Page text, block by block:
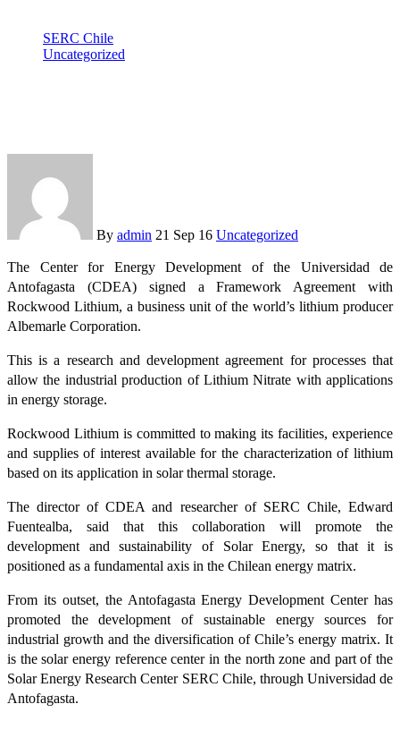
SERC Chile
Uncategorized
By admin 21 Sep 16 Uncategorized
The Center for Energy Development of the Universidad de
Antofagasta (CDEA) signed a Framework Agreement with
Rockwood Lithium, a business unit of the world’s lithium producer
Albemarle Corporation.
This is a research and development agreement for processes that
allow the industrial production of Lithium Nitrate with applications
in energy storage.
Rockwood Lithium is committed to making its facilities, experience
and supplies of interest available for the characterization of lithium
based on its application in solar thermal storage.
The director of CDEA and researcher of SERC Chile, Edward
Fuentealba, said that this collaboration will promote the
development and sustainability of Solar Energy, so that it is
positioned as a fundamental axis in the Chilean energy matrix.
From its outset, the Antofagasta Energy Development Center has
promoted the development of sustainable energy sources for
industrial growth and the diversification of Chile’s energy matrix. It
is the solar energy reference center in the north zone and part of the
Solar Energy Research Center SERC Chile, through Universidad de
Antofagasta.